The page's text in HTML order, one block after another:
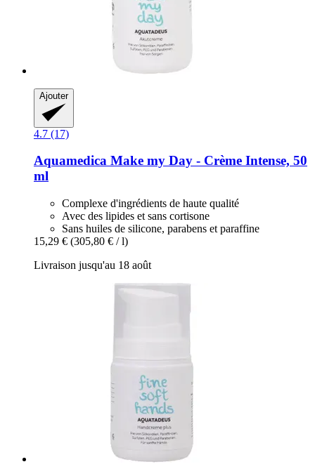
Ajouter
4.7 (17)
Aquamedica Make my Day -​ Crème Intense, 50
ml
Complexe d'ingrédients de haute qualité
Avec des lipides et sans cortisone
Sans huiles de silicone, parabens et paraffine
15,29 € (305,80 € / l)
Livraison jusqu'au 18 août